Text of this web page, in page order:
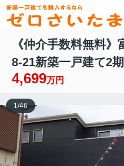
《仲介手数料無料》
8-21新築一戸建て2
4,699万円
1/46